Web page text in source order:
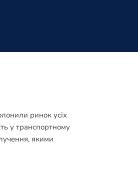
ринок усіх
у транспортному
якими